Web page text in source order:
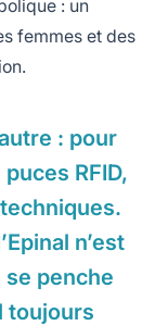
: un
femmes et des
: pour
RFID,
n’est
se penche
toujours